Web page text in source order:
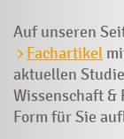
Auf unseren
Fachartikel
aktuellen
Wissenschaft
Form für Sie